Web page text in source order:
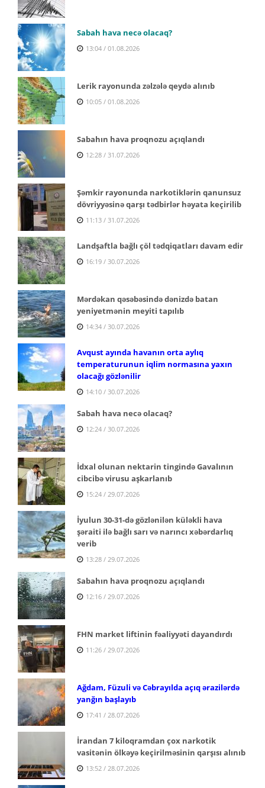
Sabah hava necə olacaq?
13:04 / 01.08.2026
Lerik rayonunda zəlzələ qeydə alınıb
10:05 / 01.08.2026
Sabahın hava proqnozu açıqlandı
12:28 / 31.07.2026
Şəmkir rayonunda narkotiklərin qanunsuz
dövriyyəsinə qarşı tədbirlər həyata keçirilib
11:13 / 31.07.2026
Landşaftla bağlı çöl tədqiqatları davam edir
16:19 / 30.07.2026
Mərdəkan qəsəbəsində dənizdə batan
yeniyetmənin meyiti tapılıb
14:34 / 30.07.2026
Avqust ayında havanın orta aylıq
temperaturunun iqlim normasına yaxın
olacağı gözlənilir
14:10 / 30.07.2026
Sabah hava necə olacaq?
12:24 / 30.07.2026
İdxal olunan nektarin tingində Gavalının
cibcibə virusu aşkarlanıb
15:24 / 29.07.2026
İyulun 30-31-də gözlənilən küləkli hava
şəraiti ilə bağlı sarı və narıncı xəbərdarlıq
verib
13:28 / 29.07.2026
Sabahın hava proqnozu açıqlandı
12:16 / 29.07.2026
FHN market liftinin fəaliyyəti dayandırdı
11:26 / 29.07.2026
Ağdam, Füzuli və Cəbrayılda açıq ərazilərdə
yanğın başlayıb
17:41 / 28.07.2026
İrandan 7 kiloqramdan çox narkotik
vasitənin ölkəyə keçirilməsinin qarşısı alınıb
13:52 / 28.07.2026